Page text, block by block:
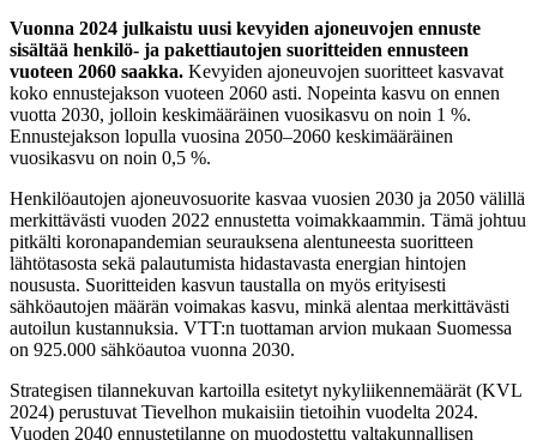
Vuonna 2024 julkaistu uusi kevyiden ajoneuvojen ennuste
sisältää henkilö- ja pakettiautojen suoritteiden ennusteen
vuoteen 2060 saakka. Kevyiden ajoneuvojen suoritteet kasvavat
koko ennustejakson vuoteen 2060 asti. Nopeinta kasvu on ennen
vuotta 2030, jolloin keskimääräinen vuosikasvu on noin 1 %.
Ennustejakson lopulla vuosina 2050–2060 keskimääräinen
vuosikasvu on noin 0,5 %.
Henkilöautojen ajoneuvosuorite kasvaa vuosien 2030 ja 2050 välillä
merkittävästi vuoden 2022 ennustetta voimakkaammin. Tämä johtuu
pitkälti koronapandemian seurauksena alentuneesta suoritteen
lähtötasosta sekä palautumista hidastavasta energian hintojen
noususta. Suoritteiden kasvun taustalla on myös erityisesti
sähköautojen määrän voimakas kasvu, minkä alentaa merkittävästi
autoilun kustannuksia. VTT:n tuottaman arvion mukaan Suomessa
on 925.000 sähköautoa vuonna 2030.
Strategisen tilannekuvan kartoilla esitetyt nykyliikennemäärät (KVL
2024) perustuvat Tievelhon mukaisiin tietoihin vuodelta 2024.
Vuoden 2040 ennustetilanne on muodostettu valtakunnallisen